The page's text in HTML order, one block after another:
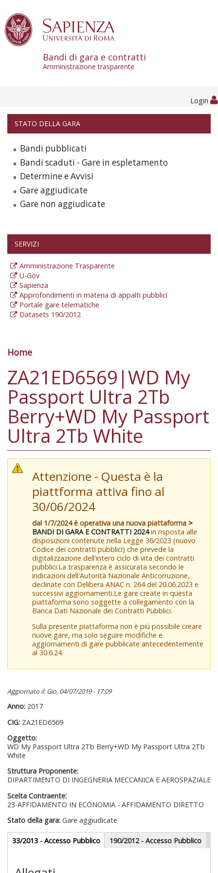
Bandi di gara e contratti
Amministrazione trasparente
Login
STATO DELLA GARA
Bandi pubblicati
Bandi scaduti - Gare in espletamento
Determine e Avvisi
Gare aggiudicate
Gare non aggiudicate
SERVIZI
Amministrazione Trasparente
U-Gov
Sapienza
Approfondimenti in materia di appalti pubblici
Portale gare telematiche
Datasets 190/2012
Tu sei qui
Home
ZA21ED6569|WD My
Passport Ultra 2Tb
Berry+WD My Passport
Ultra 2Tb White
Attenzione - Questa è la
piattforma attiva fino al
30/06/2024
dal 1/7/2024 è operativa una nuova piattaforma >
BANDI DI GARA E CONTRATTI 2024in risposta alle
disposizioni contenute nella Legge 36/2023 (nuovo
Codice dei contratti pubblici) che prevede la
digitalizzazione dell'intero ciclo di vita dei contratti
pubblici.La trasparenza è assicurata secondo le
indicazioni dell'Autorità Nazionale Anticorruzione,
declinate con Delibera ANAC n. 264 del 20.06.2023 e
successivi aggiornamenti.Le gare create in questa
piattaforma sono soggette a collegamento con la
Banca Dati Nazionale dei Contratti Pubblici.
Sulla presente piattaforma non è più possibile creare
nuove gare, ma solo seguire modifiche e
aggiornamenti di gare pubblicate antecedentemente
al 30.6.24.
Aggiornato il: Gio, 04/07/2019 - 17:09
Anno: 2017
CIG: ZA21ED6569
Oggetto:
WD My Passport Ultra 2Tb Berry+WD My Passport Ultra 2Tb
White
Struttura Proponente:
DIPARTIMENTO DI INGEGNERIA MECCANICA E AEROSPAZIALE
Scelta Contraente:
23-AFFIDAMENTO IN ECONOMIA - AFFIDAMENTO DIRETTO
Stato della gara: Gare aggiudicate
Gare appalti
33/2013 - Accesso Pubblico(scheda
attiva)
190/2012 - Accesso Pubblico